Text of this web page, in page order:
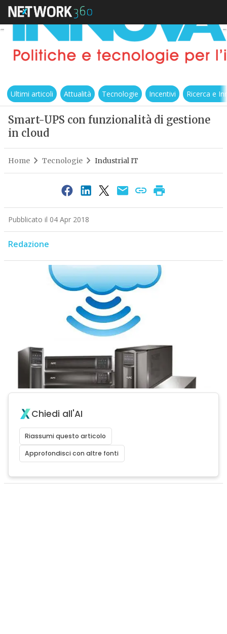
Ultimi articoli Attualità Tecnologie Incentivi Ricerca e
Smart-UPS con funzionalità di gestione
in cloud
Home Tecnologie Industrial IT
Pubblicato il 04 Apr 2018
Redazione
Chiedi all'AI
Riassumi questo articolo
Approfondisci con altre fonti